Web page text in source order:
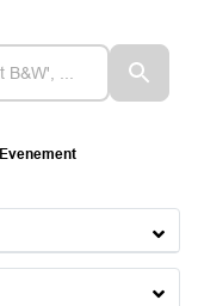
Evenement